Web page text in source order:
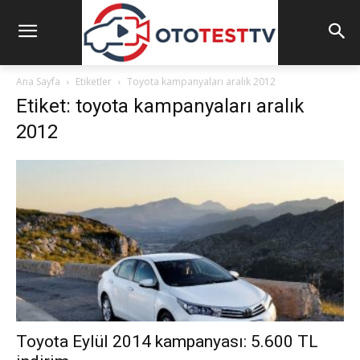
Ana Sayfa Etiketler Toyota kampanyaları aralık 2012
Etiket: toyota kampanyaları aralık
2012
Toyota Eylül 2014 kampanyası: 5.600 TL